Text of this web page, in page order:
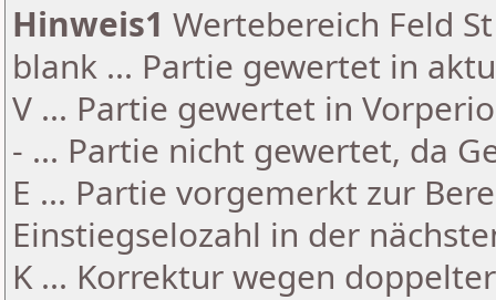
Hinweis1 Wertebereich Feld
blank ... Partie gewertet in
V ... Partie gewertet in
- ... Partie nicht gewertet, da
E ... Partie vorgemerkt zur
Einstiegselozahl in der
K ... Korrektur wegen